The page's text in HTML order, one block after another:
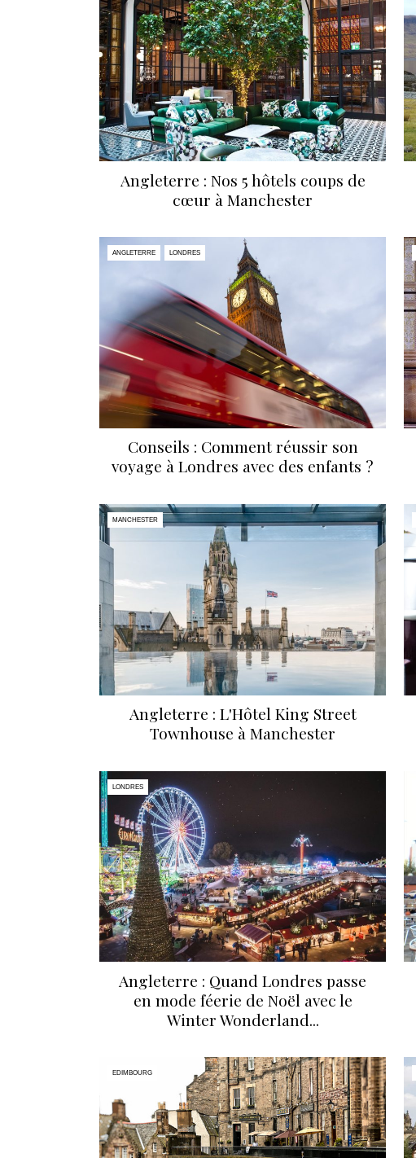
Angleterre : Nos 5 hôtels coups de
cœur à Manchester
ANGLETERRE LONDRES
Conseils : Comment réussir son
voyage à Londres avec des enfants ?
MANCHESTER
Angleterre : L'Hôtel King Street
Townhouse à Manchester
LONDRES
Angleterre : Quand Londres passe
en mode féerie de Noël avec le
Winter Wonderland...
EDIMBOURG